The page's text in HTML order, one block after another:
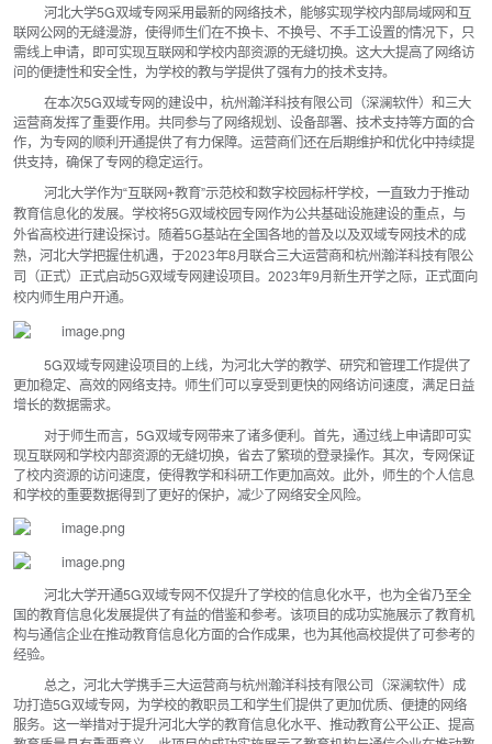
河北大学5G双域专网采用最新的网络技术，能够实现学校内部局域网和互
联网公网的无缝漫游，使得师生们在不换卡、不换号、不手工设置的情况下，只
需线上申请，即可实现互联网和学校内部资源的无缝切换。这大大提高了网络访
问的便捷性和安全性，为学校的教与学提供了强有力的技术支持。
在本次5G双域专网的建设中，杭州瀚洋科技有限公司（深澜软件）和三大
运营商发挥了重要作用。共同参与了网络规划、设备部署、技术支持等方面的合
作，为专网的顺利开通提供了有力保障。运营商们还在后期维护和优化中持续提
供支持，确保了专网的稳定运行。
河北大学作为“互联网+教育”示范校和数字校园标杆学校，一直致力于推动
教育信息化的发展。学校将5G双域校园专网作为公共基础设施建设的重点，与
外省高校进行建设探讨。随着5G基站在全国各地的普及以及双域专网技术的成
熟，河北大学把握住机遇，于2023年8月联合三大运营商和杭州瀚洋科技有限公
司（正式）正式启动5G双域专网建设项目。2023年9月新生开学之际，正式面向
校内师生用户开通。
5G双域专网建设项目的上线，为河北大学的教学、研究和管理工作提供了
更加稳定、高效的网络支持。师生们可以享受到更快的网络访问速度，满足日益
增长的数据需求。
对于师生而言，5G双域专网带来了诸多便利。首先，通过线上申请即可实
现互联网和学校内部资源的无缝切换，省去了繁琐的登录操作。其次，专网保证
了校内资源的访问速度，使得教学和科研工作更加高效。此外，师生的个人信息
和学校的重要数据得到了更好的保护，减少了网络安全风险。
河北大学开通5G双域专网不仅提升了学校的信息化水平，也为全省乃至全
国的教育信息化发展提供了有益的借鉴和参考。该项目的成功实施展示了教育机
构与通信企业在推动教育信息化方面的合作成果，也为其他高校提供了可参考的
经验。
总之，河北大学携手三大运营商与杭州瀚洋科技有限公司（深澜软件）成
功打造5G双域专网，为学校的教职员工和学生们提供了更加优质、便捷的网络
服务。这一举措对于提升河北大学的教育信息化水平、推动教育公平公正、提高